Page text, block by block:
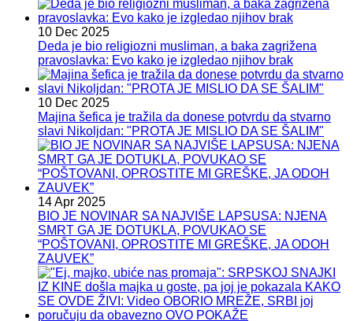
10 Dec 2025
Deda je bio religiozni musliman, a baka zagrižena
pravoslavka: Evo kako je izgledao njihov brak
10 Dec 2025
Majina šefica je tražila da donese potvrdu da stvarno
slavi Nikoljdan: "PROTA JE MISLIO DA SE ŠALIM"
14 Apr 2025
BIO JE NOVINAR SA NAJVIŠE LAPSUSA: NJENA
SMRT GA JE DOTUKLA, POVUKAO SE
“POŠTOVANI, OPROSTITE MI GREŠKE, JA ODOH
ZAUVEK”